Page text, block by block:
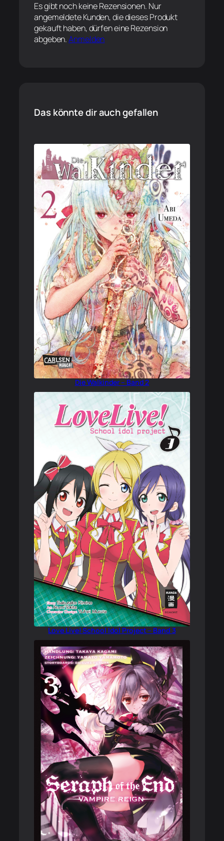
Es gibt noch keine Rezensionen. Nur
angemeldete Kunden, die dieses Produkt
gekauft haben, dürfen eine Rezension
abgeben.Anmelden
Das könnte dir auch gefallen
Die Walkinder – Band 2
Love Live! School Idol Project – Band 3